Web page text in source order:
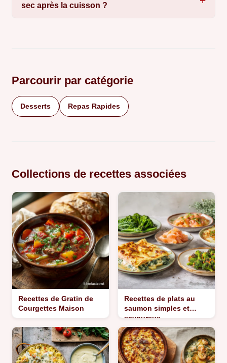
sec après la cuisson ?
Parcourir par catégorie
Desserts Repas Rapides
Collections de recettes associées
Recettes de Gratin de
Courgettes Maison
Recettes de plats au
saumon simples et
savoureux